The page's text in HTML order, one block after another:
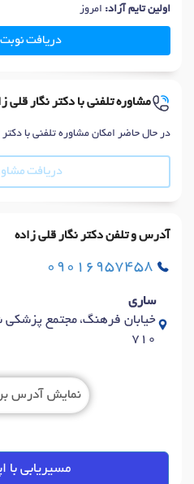
اولین تایم آزاد: امروز
دریافت
مشاوره تلفنی با دکتر نگار قلی
در حال حاضر امکان مشاوره تلفنی با
دریافت
آدرس و تلفن دکتر نگار قلی زاده
09016957458
ساری
خیابان فرهنگ، مجتمع پزشکی
710
نمایش آدرس
مسیریابی با